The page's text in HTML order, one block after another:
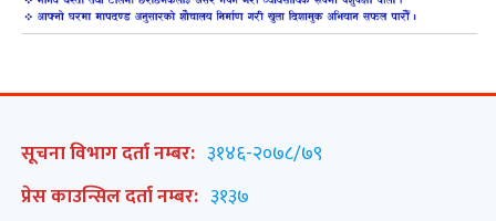
सूचना विभाग दर्ता नम्बर: ३१४६-२०७८/७९
प्रेस काउन्सिल दर्ता नम्बर: ३१३७